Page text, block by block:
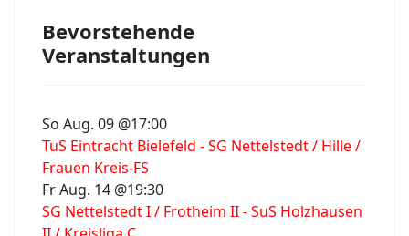
Bevorstehende
Veranstaltungen
So Aug. 09 @17:00
TuS Eintracht Bielefeld - SG Nettelstedt / Hille /
Frauen Kreis-FS
Fr Aug. 14 @19:30
SG Nettelstedt I / Frotheim II - SuS Holzhausen